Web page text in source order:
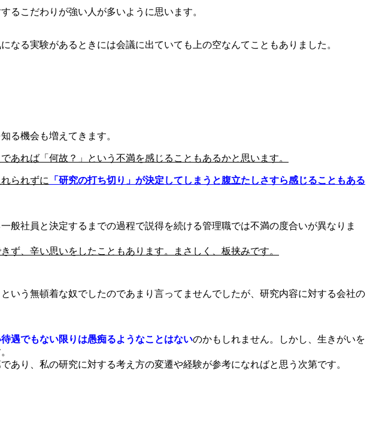
るこだわりが強い人が多いように思います。
る実験があるときには会議に出ていても上の空なんてこともありました。
る機会も増えてきます。
れば「何故？」という不満を感じることもあるかと思います。
られずに
「研究の打ち切り」が決定してしまうと腹立たしさすら感じることもある
社員と決定するまでの過程で説得を続ける管理職では不満の度合いが異なりま
、辛い思いをしたこともあります。まさしく、板挟みです。
という無頓着な奴でしたのであまり言ってませんでしたが、研究内容に対する会社の
遇でもない限りは愚痴るようなことはないのかもしれません。しかし、生きがいを
り、私の研究に対する考え方の変遷や経験が参考になればと思う次第です。